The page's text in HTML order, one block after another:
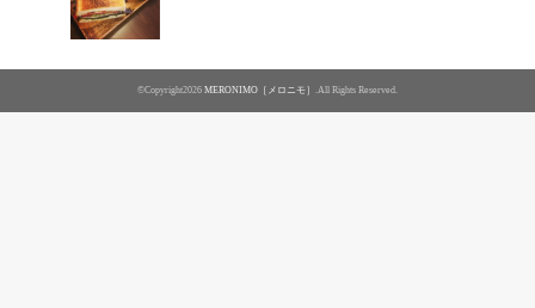
©Copyright2026 MERONIMO［メロニモ］ .All Rights Reserved.